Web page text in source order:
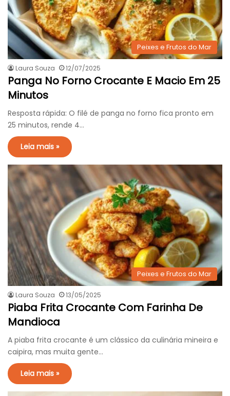
Peixes e Frutos do Mar
Laura Souza 12/07/2025
Panga No Forno Crocante E Macio Em 25
Minutos
Resposta rápida: O filé de panga no forno fica pronto em
25 minutos, rende 4…
Leia mais »
Peixes e Frutos do Mar
Laura Souza 13/05/2025
Piaba Frita Crocante Com Farinha De
Mandioca
A piaba frita crocante é um clássico da culinária mineira e
caipira, mas muita gente…
Leia mais »